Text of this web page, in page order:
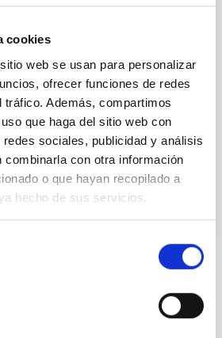
cookies
web se usan para personalizar
ofrecer funciones de redes
Además, compartimos
que haga del sitio web con
sociales, publicidad y análisis
combinarla con otra información
o que hayan recopilado a
hecho de sus servicios.
íntegramente en línea y en
unos 200 docentes de más de 40
de Verano Astronomy
in the Canary Islands repite
de contribuir a frenar la
19 y llegar a
09/06/2021 - 11:37